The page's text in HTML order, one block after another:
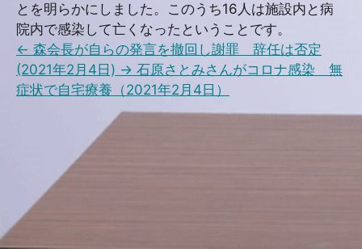
とを明らかにしました。このうち16人は施設内と病
院内で感染して亡くなったということです。
← 森会長が自らの発言を撤回し謝罪 辞任は否定
(2021年2月4日) → 石原さとみさんがコロナ感染 無
症状で自宅療養（2021年2月4日）